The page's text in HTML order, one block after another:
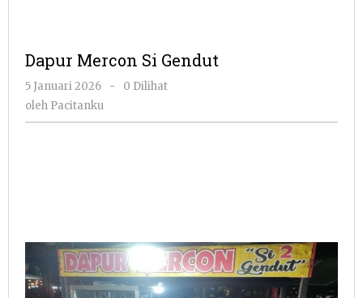
Dapur Mercon Si Gendut
5 Januari 2026
oleh
-
0 Dilihat
oleh Pacitanku